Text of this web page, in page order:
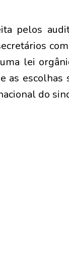
pelos
lei
as escolhas
do